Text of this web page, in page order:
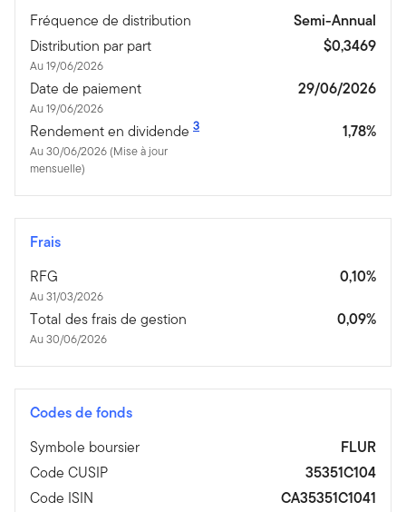
Fréquence de distribution
Semi-Annual
Distribution par part
Au 19/06/2026
$0,3469
Date de paiement
Au 19/06/2026
29/06/2026
Rendement en dividende 3
Au 30/06/2026 (Mise à jour
mensuelle)
1,78%
Frais
RFG
Au 31/03/2026
0,10%
Total des frais de gestion
Au 30/06/2026
0,09%
Codes de fonds
Symbole boursier
FLUR
Code CUSIP
35351C104
Code ISIN
CA35351C1041